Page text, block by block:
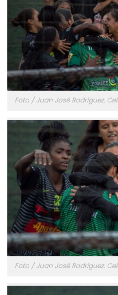
Foto / Juan José Rodríguez.
Foto / Juan José Rodríguez.